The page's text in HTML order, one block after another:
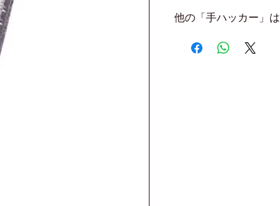
他の「手ハッカー」は